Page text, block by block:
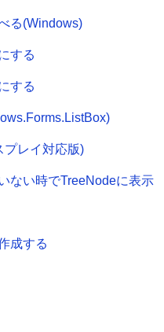
る(Windows)
する
する
プレイ対応版)
ない時でTreeNodeに表示
成する